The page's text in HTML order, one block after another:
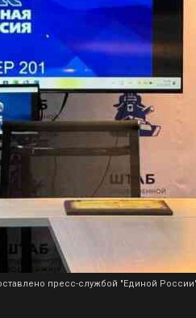
пресс-службой "Единой